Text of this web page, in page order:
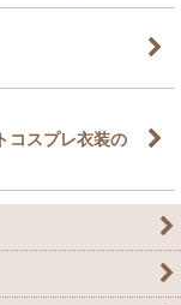
コスプレ衣装の